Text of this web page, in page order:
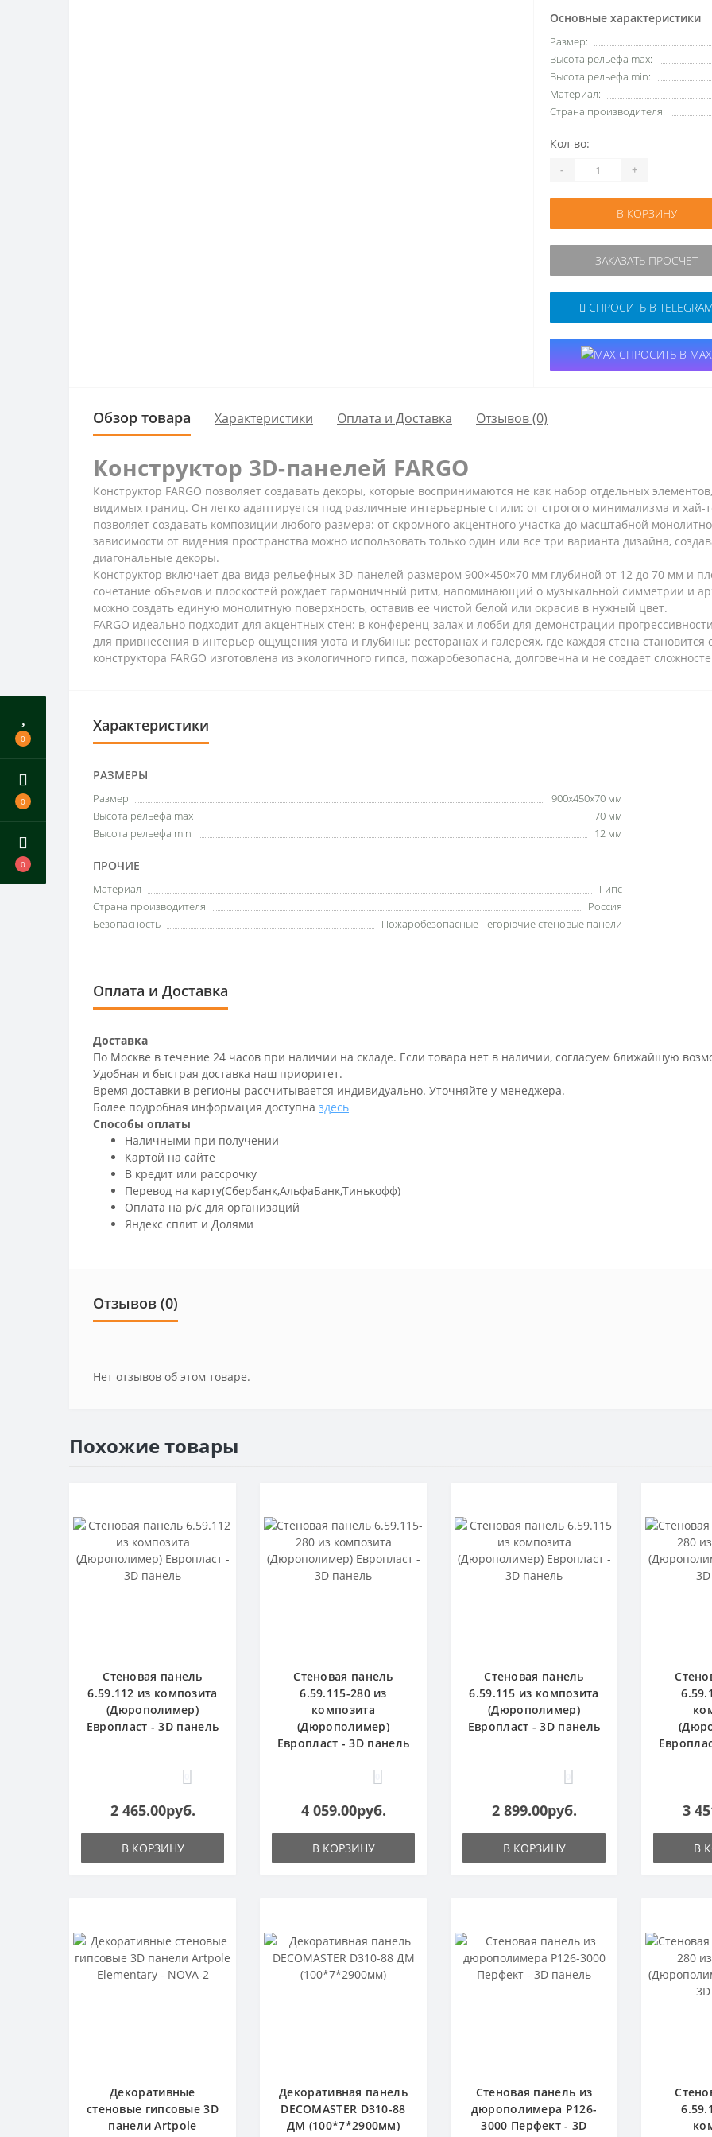
0
0
0
Основные характеристики
Размер:
Высота рельефа max:
Высота рельефа min:
Материал:
Страна производителя:
Кол-во:
- +
В КОРЗИНУ
ЗАКАЗАТЬ ПРОСЧЕТ
СПРОСИТЬ В TELEGRAM
СПРОСИТЬ В MAX
Обзор товара Характеристики Оплата и Доставка Отзывов (0)
Конструктор 3D-панелей FARGO
Конструктор FARGO позволяет создавать декоры, которые воспринимаются не как набор отдельных
видимых границ. Он легко адаптируется под различные интерьерные стили: от строгого минимализма и хай-
позволяет создавать композиции любого размера: от скромного акцентного участка до масштабной
зависимости от видения пространства можно использовать только один или все три варианта дизайна,
диагональные декоры.
Конструктор включает два вида рельефных 3D-панелей размером 900×450×70 мм глубиной от 12 до 70 мм и
сочетание объемов и плоскостей рождает гармоничный ритм, напоминающий о музыкальной симметрии и
можно создать единую монолитную поверхность, оставив ее чистой белой или окрасив в нужный цвет.
FARGO идеально подходит для акцентных стен: в конференц-залах и лобби для демонстрации
для привнесения в интерьер ощущения уюта и глубины; ресторанах и галереях, где каждая стена становится
конструктора FARGO изготовлена из экологичного гипса, пожаробезопасна, долговечна и не создает
Характеристики
РАЗМЕРЫ
Размер
900x450x70 мм
Высота рельефа max
70 мм
Высота рельефа min
12 мм
ПРОЧИЕ
Материал
Гипс
Страна производителя
Россия
Безопасность
Пожаробезопасные негорючие стеновые панели
Оплата и Доставка
Доставка
По Москве в течение 24 часов при наличии на складе. Если товара нет в наличии, согласуем ближайшую
Удобная и быстрая доставка наш приоритет.
Время доставки в регионы рассчитывается индивидуально. Уточняйте у менеджера.
Более подробная информация доступна здесь
Способы оплаты
Наличными при получении
Картой на сайте
В кредит или рассрочку
Перевод на карту(Сбербанк,АльфаБанк,Тинькофф)
Оплата на р/c для организаций
Яндекс сплит и Долями
Отзывов (0)
Нет отзывов об этом товаре.
Похожие товары
Стеновая панель
6.59.112 из композита
(Дюрополимер)
Европласт - 3D панель
2 465.00руб.
В КОРЗИНУ
Стеновая панель
6.59.115-280 из
композита
(Дюрополимер)
Европласт - 3D панель
4 059.00руб.
В КОРЗИНУ
Стеновая панель
6.59.115 из композита
(Дюрополимер)
Европласт - 3D панель
2 899.00руб.
В КОРЗИНУ
3
В
Декоративные
стеновые гипсовые 3D
панели Artpole
Декоративная панель
DECOMASTER D310-88
ДМ (100*7*2900мм)
Стеновая панель из
дюрополимера P126-
3000 Перфект - 3D